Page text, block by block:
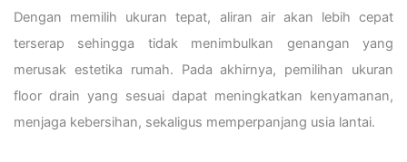
Dengan memilih ukuran tepat, aliran air akan lebih cepat
terserap sehingga tidak menimbulkan genangan yang
merusak estetika rumah. Pada akhirnya, pemilihan ukuran
floor drain yang sesuai dapat meningkatkan kenyamanan,
menjaga kebersihan, sekaligus memperpanjang usia lantai.